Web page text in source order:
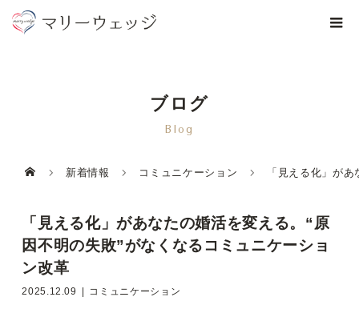
ブログ
Blog
新着情報 コミュニケーション 「見える化」が
「見える化」があなたの婚活を変える。“原
因不明の失敗”がなくなるコミュニケーショ
ン改革
2025.12.09 コミュニケーション